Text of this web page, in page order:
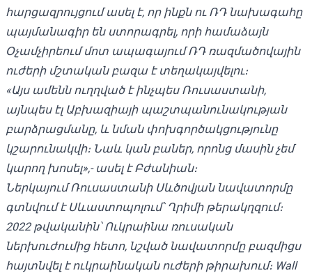
հարցազրույցում ասել է, որ ինքն ու ՌԴ նախագահը
պայմանագիր են ստորագրել, որի համաձայն
Օչամչիրեում մոտ ապագայում ՌԴ ռազմածովային
ուժերի մշտական ​​բազա է տեղակայվելու։
«Այս ամենն ուղղված է ինչպես Ռուսաստանի,
այնպես էլ Աբխազիայի պաշտպանունակության
բարձրացմանը, և նման փոխգործակցությունը
կշարունակվի։ Նաև կան բաներ, որոնց մասին չեմ
կարող խոսել»,- ասել է Բժանիան։
Ներկայում Ռուսաստանի Սևծովյան նավատորմը
գտնվում է Սևաստոպոլում՝ Ղրիմի թերակղզում։
2022 թվականին՝ Ուկրաինա ռուսական
ներխուժումից հետո, նշված նավատորմը բազմիցս
հայտնվել է ուկրաինական ուժերի թիրախում։ Wall